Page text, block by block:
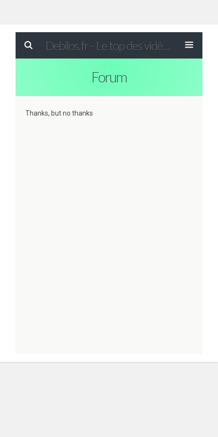
Debilos.fr - Le top des vidéos drôles du WEB !
Forum
Thanks, but no thanks